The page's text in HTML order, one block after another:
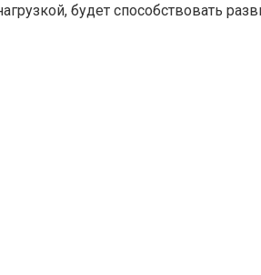
будет способствовать